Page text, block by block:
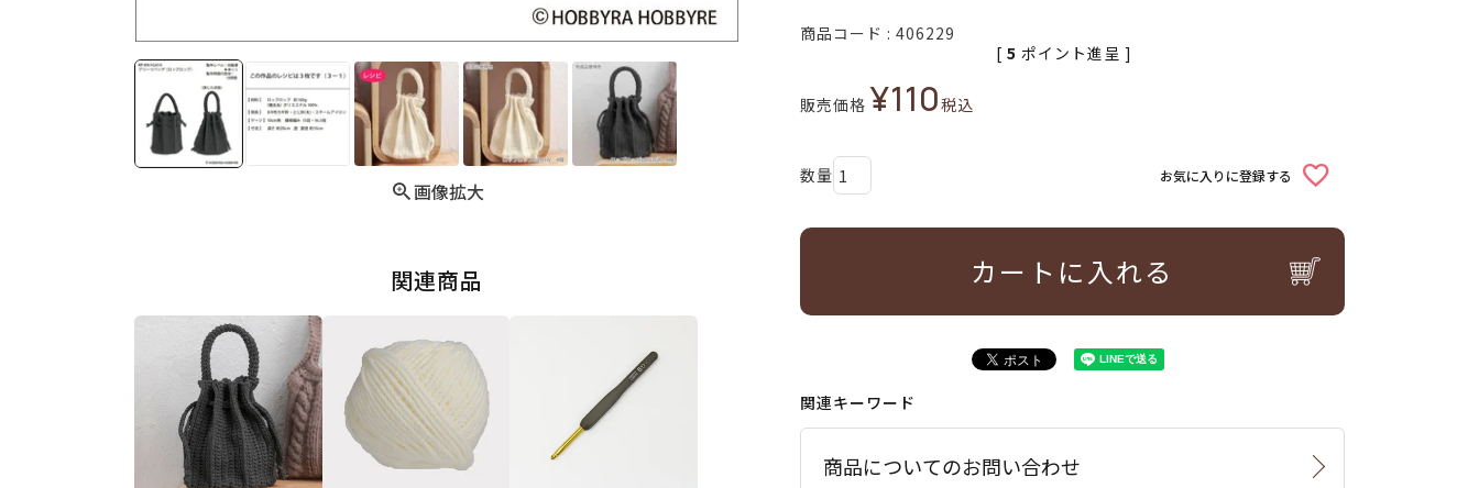
画像拡大
関連商品
商品コード 406229
販売価格 ¥110税込
[ 5 ポイント進呈 ]
お気に入りに登録する
カートに入れる
関連キーワード
商品についてのお問い合わせ